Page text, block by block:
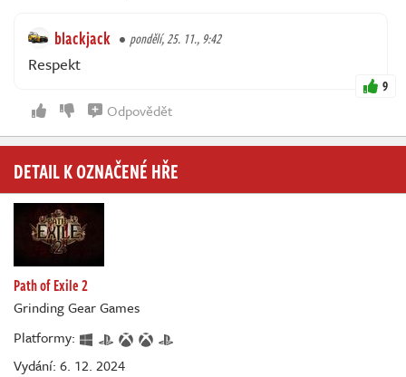
blackjack pondělí, 25. 11., 9:42
Respekt
9
Odpovědět
DETAIL K OZNAČENÉ HŘE
Path of Exile 2
Grinding Gear Games
Platformy:
Vydání: 6. 12. 2024